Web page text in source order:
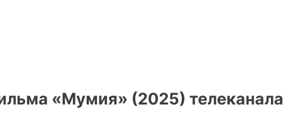
«Мумия» (2025) телеканала